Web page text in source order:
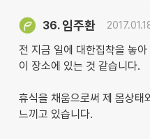
36. 임주환
전 지금 일에 대한집착을 놓
이 장소에 있는 것 같습니다.
휴식을 채움으로써 제 몸상태
느끼고 있습니다.